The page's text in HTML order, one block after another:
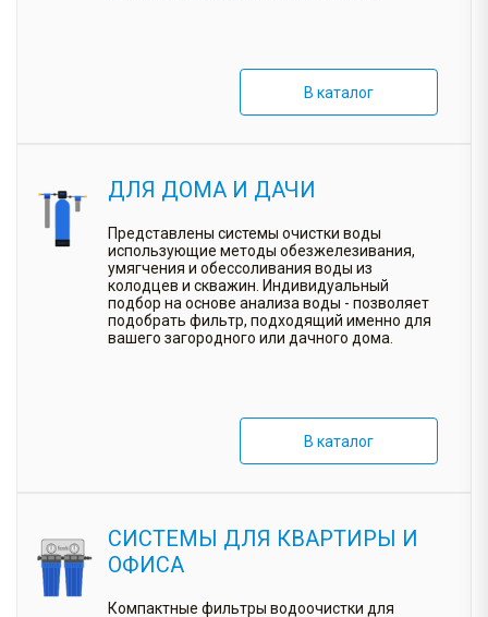
В каталог
ДЛЯ ДОМА И ДАЧИ
Представлены системы очистки воды
использующие методы обезжелезивания,
умягчения и обессоливания воды из
колодцев и скважин. Индивидуальный
подбор на основе анализа воды - позволяет
подобрать фильтр, подходящий именно для
вашего загородного или дачного дома.
В каталог
СИСТЕМЫ ДЛЯ КВАРТИРЫ И
ОФИСА
Компактные фильтры водоочистки для